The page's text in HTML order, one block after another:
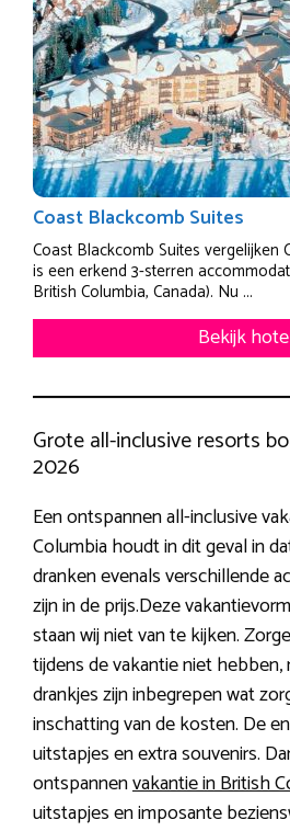
Coast Blackcomb Suites
Coast Blackcomb Suites vergelijken
is een erkend 3-sterren
British Columbia, Canada). Nu ...
Bekijk
Grote all-inclusive resorts
2026
Een ontspannen all-inclusive
Columbia houdt in dit geval in
dranken evenals verschillende
zijn in de prijs.Deze
staan wij niet van te kijken.
tijdens de vakantie niet hebben,
drankjes zijn inbegrepen wat
inschatting van de kosten. De
uitstapjes en extra souvenirs.
ontspannenvakantie in British
uitstapjes en imposante